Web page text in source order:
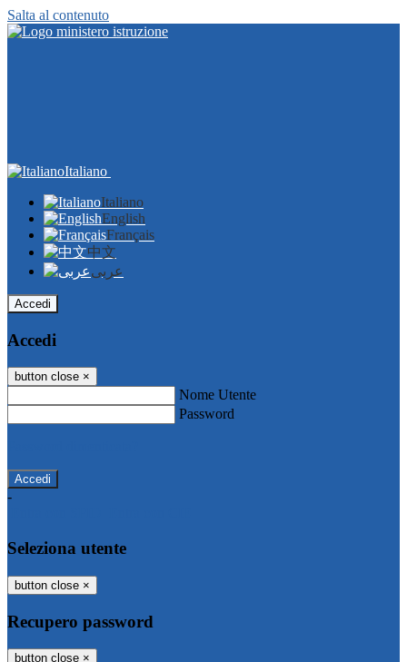
Salta al contenuto
Italiano
Italiano
English
Français
中文
عربى
Accedi
Accedi
button close ×
Nome Utente
Password
-
Seleziona utente
button close ×
Recupero password
button close ×